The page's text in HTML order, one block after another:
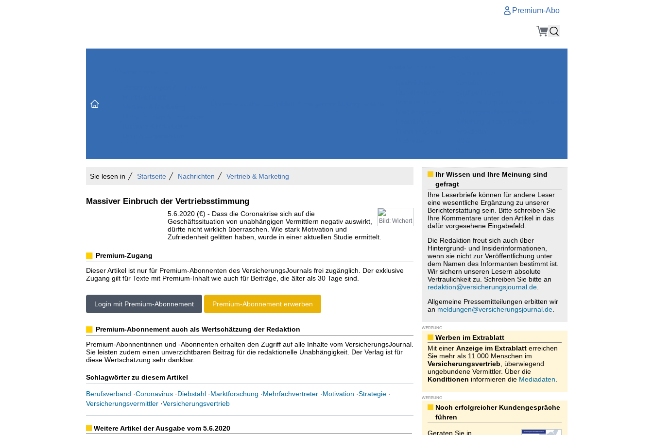
Premium-Abo
Sie lesen in Startseite Nachrichten Vertrieb & Marketing
Massiver Einbruch der Vertriebsstimmung
Bild: Wichert
5.6.2020 (€) - Dass die Coronakrise sich auf die
Geschäftssituation von unabhängigen Vermittlern negativ auswirkt,
dürfte nicht wirklich überraschen. Wie stark Motivation und
Zufriedenheit gelitten haben, wurde in einer aktuellen Studie ermittelt.
Premium-Zugang
Dieser Artikel ist nur für Premium-Abonnenten des VersicherungsJournals frei zugänglich. Der exklusive
Zugang gilt für Texte mit Premium-Inhalt wie auch für Beiträge, die älter als 30 Tage sind.
Login mit Premium-Abonnement Premium-Abonnement erwerben
Premium-Abonnement auch als Wertschätzung der Redaktion
Premium-Abonnentinnen und -Abonnenten erhalten den Zugriff auf alle Inhalte vom VersicherungsJournal.
Sie leisten zudem einen unverzichtbaren Beitrag für die redaktionelle Unabhängigkeit. Der Verlag ist für
diese Wertschätzung sehr dankbar.
Schlagwörter zu diesem Artikel
Berufsverband ·Coronavirus·Diebstahl·Marktforschung ·Mehrfachvertreter·Motivation ·Strategie·
Versicherungsvermittler·Versicherungsvertrieb
Weitere Artikel der Ausgabe vom 5.6.2020
Ihr Wissen und Ihre Meinung sind
gefragt
Ihre Leserbriefe können für andere Leser
eine wesentliche Ergänzung zu unserer
Berichterstattung sein. Bitte schreiben Sie
Ihre Kommentare unter den Artikel in das
dafür vorgesehene Eingabefeld.
Die Redaktion freut sich auch über
Hintergrund- und Insiderinformationen,
wenn sie nicht zur Veröffentlichung unter
dem Namen des Informanten bestimmt ist.
Wir sichern unseren Lesern absolute
Vertraulichkeit zu. Schreiben Sie bitte an
redaktion@versicherungsjournal.de.
Allgemeine Pressemitteilungen erbitten wir
an meldungen@versicherungsjournal.de.
WERBUNG
Werben im Extrablatt
Mit einer Anzeige im Extrablatterreichen
Sie mehr als 11.000 Menschen im
Versicherungsvertrieb , überwiegend
ungebundene Vermittler. Über die
Konditionen informieren die Mediadaten
WERBUNG
Noch erfolgreicher Kundengespräche
führen
Geraten Sie in